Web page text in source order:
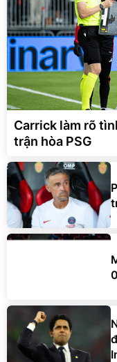
Carrick làm rõ
trận hòa PSG
0